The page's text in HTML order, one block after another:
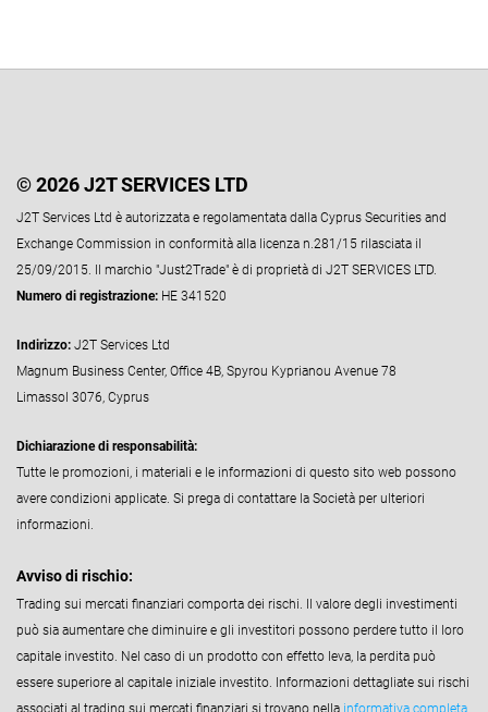
© 2026 J2T SERVICES LTD
J2T Services Ltd è autorizzata e regolamentata dalla Cyprus Securities and
Exchange Commission in conformità alla licenza n.281/15 rilasciata il
25/09/2015. Il marchio "Just2Trade" è di proprietà di J2T SERVICES LTD.
Numero di registrazione: HE 341520
Indirizzo: J2T Services Ltd
Magnum Business Center, Office 4B, Spyrou Kyprianou Avenue 78
Limassol 3076, Cyprus
Dichiarazione di responsabilità:
Tutte le promozioni, i materiali e le informazioni di questo sito web possono
avere condizioni applicate. Si prega di contattare la Società per ulteriori
informazioni.
Avviso di rischio:
Trading sui mercati finanziari comporta dei rischi. Il valore degli investimenti
può sia aumentare che diminuire e gli investitori possono perdere tutto il loro
capitale investito. Nel caso di un prodotto con effetto leva, la perdita può
essere superiore al capitale iniziale investito. Informazioni dettagliate sui rischi
associati al trading sui mercati finanziari si trovano nella informativa completa